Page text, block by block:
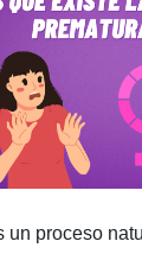
un proceso